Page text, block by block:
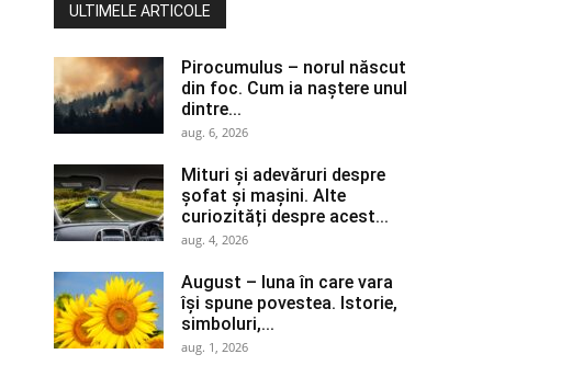
ULTIMELE ARTICOLE
Pirocumulus – norul născut
din foc. Cum ia naștere unul
dintre...
aug. 6, 2026
Mituri și adevăruri despre
șofat și mașini. Alte
curiozități despre acest...
aug. 4, 2026
August – luna în care vara
își spune povestea. Istorie,
simboluri,...
aug. 1, 2026